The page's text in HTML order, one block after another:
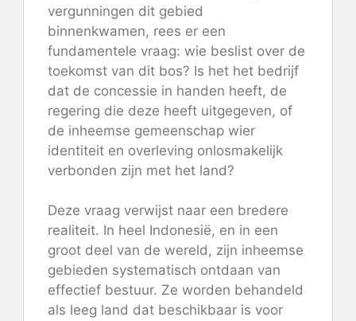
vergunningen dit gebied
binnenkwamen, rees er een
fundamentele vraag: wie beslist over de
toekomst van dit bos? Is het het bedrijf
dat de concessie in handen heeft, de
regering die deze heeft uitgegeven, of
de inheemse gemeenschap wier
identiteit en overleving onlosmakelijk
verbonden zijn met het land?
Deze vraag verwijst naar een bredere
realiteit. In heel Indonesië, en in een
groot deel van de wereld, zijn inheemse
gebieden systematisch ontdaan van
effectief bestuur. Ze worden behandeld
als leeg land dat beschikbaar is voor